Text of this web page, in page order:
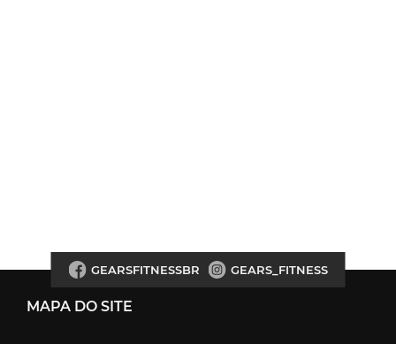
GEARSFITNESSBR GEARS_FITNESS
MAPA DO SITE